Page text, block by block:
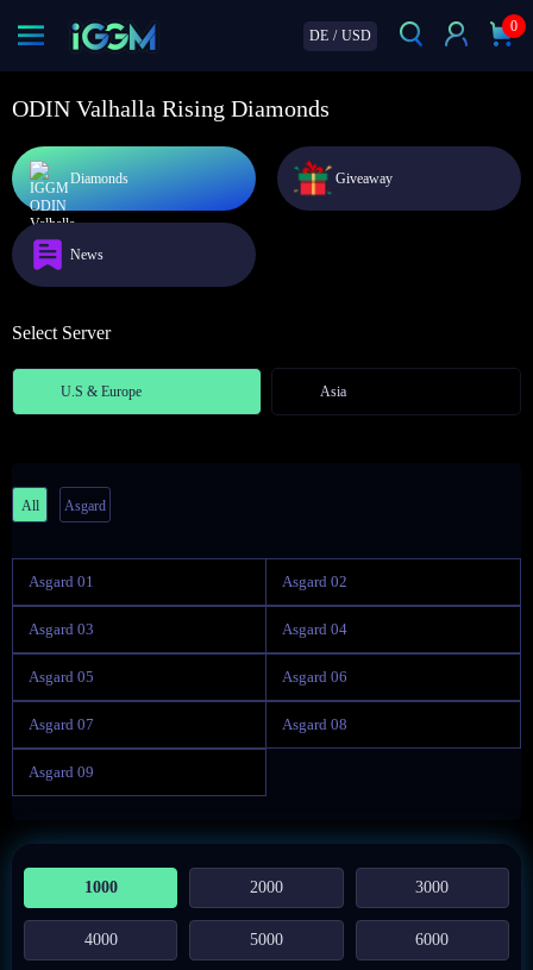
DE / USD
0
ODIN Valhalla Rising Diamonds
Diamonds Giveaway
News
Select Server
U.S & Europe Asia
All Asgard
Asgard 01 Asgard 02
Asgard 03 Asgard 04
Asgard 05 Asgard 06
Asgard 07 Asgard 08
Asgard 09
1000 2000 3000
4000 5000 6000